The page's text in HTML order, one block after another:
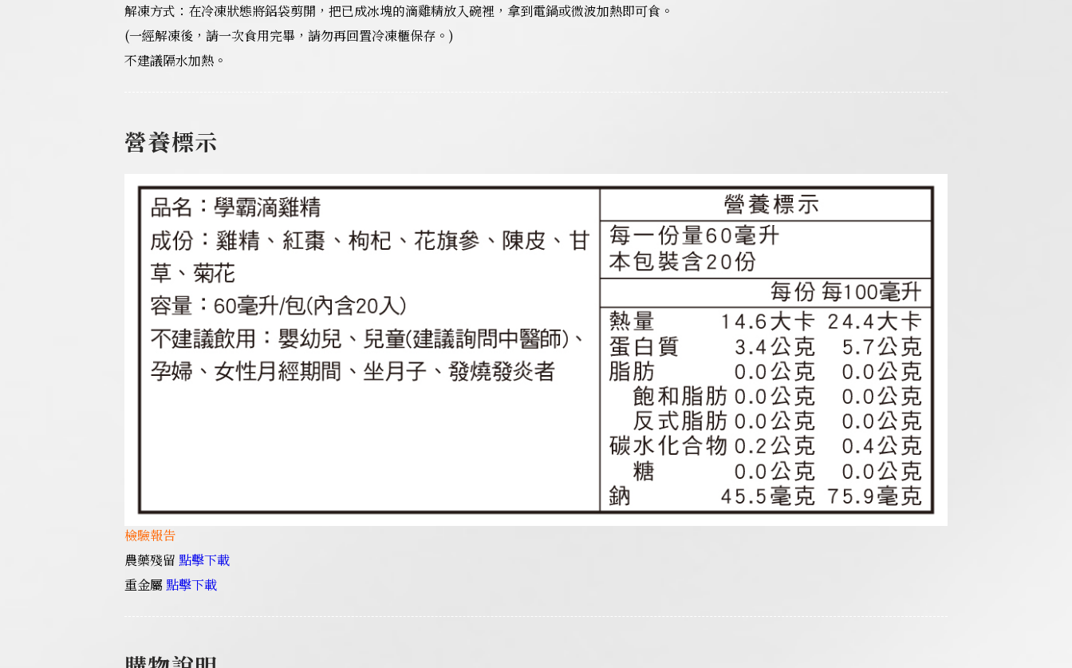
解凍方式：在冷凍狀態將鋁袋剪開，把已成冰塊的滴雞精放入碗裡，拿到電鍋或微波加熱即可食。
(一經解凍後，請一次食用完畢，請勿再回置冷凍櫃保存。)
不建議隔水加熱。
營養標示
檢驗報告
農藥殘留 點擊下載
重金屬 點擊下載